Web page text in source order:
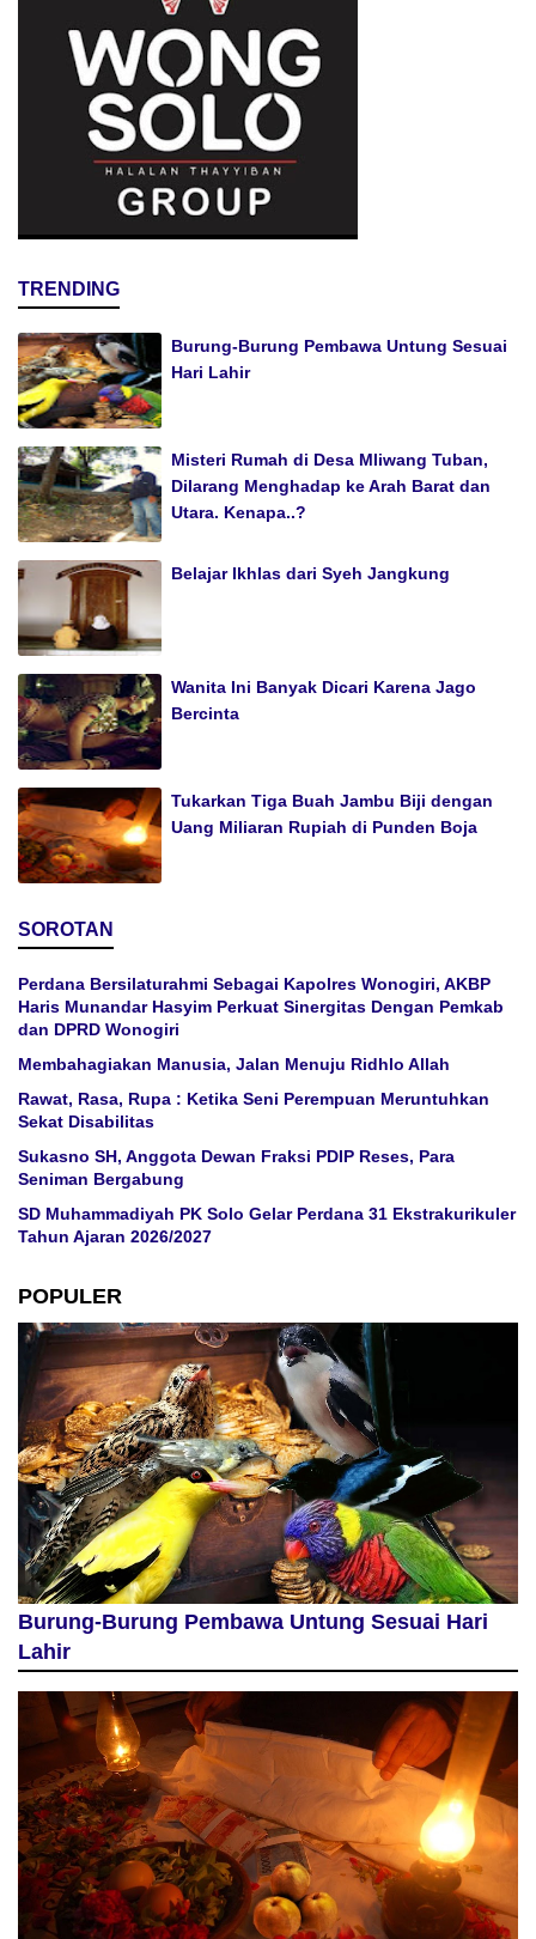
TRENDING
Burung-Burung Pembawa Untung Sesuai
Hari Lahir
Misteri Rumah di Desa Mliwang Tuban,
Dilarang Menghadap ke Arah Barat dan
Utara. Kenapa..?
Belajar Ikhlas dari Syeh Jangkung
Wanita Ini Banyak Dicari Karena Jago
Bercinta
Tukarkan Tiga Buah Jambu Biji dengan
Uang Miliaran Rupiah di Punden Boja
SOROTAN
Perdana Bersilaturahmi Sebagai Kapolres Wonogiri, AKBP
Haris Munandar Hasyim Perkuat Sinergitas Dengan Pemkab
dan DPRD Wonogiri
Membahagiakan Manusia, Jalan Menuju Ridhlo Allah
Rawat, Rasa, Rupa : Ketika Seni Perempuan Meruntuhkan
Sekat Disabilitas
Sukasno SH, Anggota Dewan Fraksi PDIP Reses, Para
Seniman Bergabung
SD Muhammadiyah PK Solo Gelar Perdana 31 Ekstrakurikuler
Tahun Ajaran 2026/2027
POPULER
Burung-Burung Pembawa Untung Sesuai Hari
Lahir